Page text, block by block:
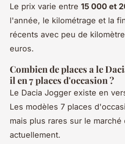
Le prix varie entre 15 000 et
l'année, le kilométrage et la
récents avec peu de
euros.
Combien de places a le
il en 7 places d'occasion ?
Le Dacia Jogger existe en
Les modèles 7 places
mais plus rares sur le
actuellement.